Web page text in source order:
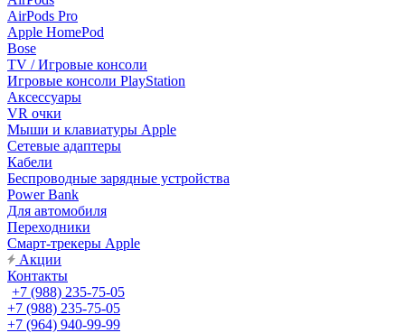
AirPods Pro
Apple HomePod
Bose
TV / Игровые консоли
Игровые консоли PlayStation
Аксессуары
VR очки
Мыши и клавиатуры Apple
Сетевые адаптеры
Кабели
Беспроводные зарядные устройства
Power Bank
Для автомобиля
Переходники
Смарт-трекеры Apple
Акции
Контакты
+7 (988) 235-75-05
+7 (988) 235-75-05
+7 (964) 940-99-99